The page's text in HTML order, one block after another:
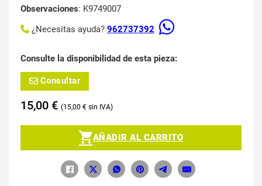
Observaciones: K9749007
¿Necesitas ayuda? 962737392
Consulte la disponibilidad de esta pieza:
Consultar
15,00 € 15,00 €
AÑADIR AL CARRITO